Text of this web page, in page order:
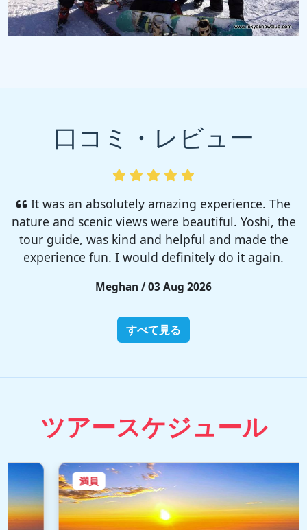
口コミ・レビュー
I enjoyed so much! I rented a tent from TSC,
That was strong and big enough. The camp site
was so nice but you need to bring bug spray for
sure!!
Rieko / 28 Jul 2026
すべて見る
ツアースケジュール
満員